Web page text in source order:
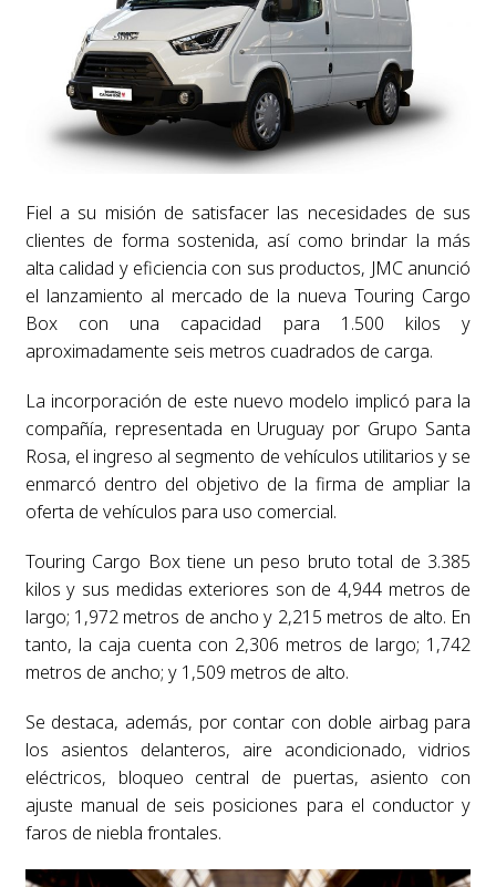
Fiel a su misión de satisfacer las necesidades de sus
clientes de forma sostenida, así como brindar la más
alta calidad y eficiencia con sus productos, JMC anunció
el lanzamiento al mercado de la nueva Touring Cargo
Box con una capacidad para 1.500 kilos y
aproximadamente seis metros cuadrados de carga.
La incorporación de este nuevo modelo implicó para la
compañía, representada en Uruguay por Grupo Santa
Rosa, el ingreso al segmento de vehículos utilitarios y se
enmarcó dentro del objetivo de la firma de ampliar la
oferta de vehículos para uso comercial.
Touring Cargo Box tiene un peso bruto total de 3.385
kilos y sus medidas exteriores son de 4,944 metros de
largo; 1,972 metros de ancho y 2,215 metros de alto. En
tanto, la caja cuenta con 2,306 metros de largo; 1,742
metros de ancho; y 1,509 metros de alto.
Se destaca, además, por contar con doble airbag para
los asientos delanteros, aire acondicionado, vidrios
eléctricos, bloqueo central de puertas, asiento con
ajuste manual de seis posiciones para el conductor y
faros de niebla frontales.